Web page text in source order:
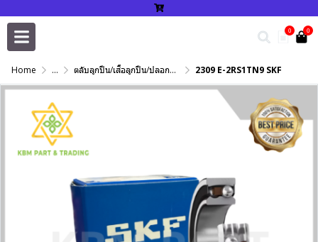
0 0
Home ... ตลับลูกปืน/เสื้อลูกปืน/ปลอกปรับเพลา/แหวนกำหนด/เพลาฮาร์ดโครม 2309 E-2RS1TN9 SKF